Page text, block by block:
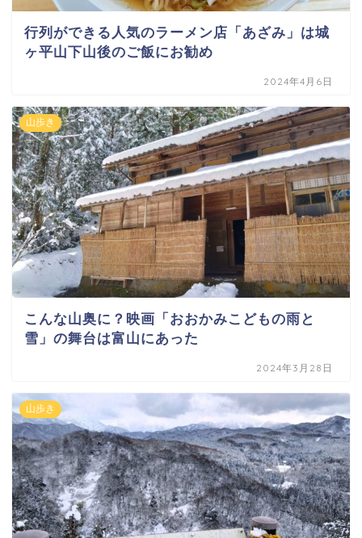
行列ができる人気のラーメン店「あざみ」は城
ヶ平山下山後のご飯にお勧め
2024年4月6日
山歩き
こんな山奥に？映画「おおかみこどもの雨と
雪」の舞台は富山にあった
2024年3月28日
山歩き